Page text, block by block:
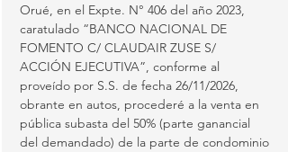
Orué, en el Expte. N° 406 del año 2023,
caratulado “BANCO NACIONAL DE
FOMENTO C/ CLAUDAIR ZUSE S/
ACCIÓN EJECUTIVA”, conforme al
proveído por S.S. de fecha 26/11/2026,
obrante en autos, procederé a la venta en
pública subasta del 50% (parte ganancial
del demandado) de la parte de condominio